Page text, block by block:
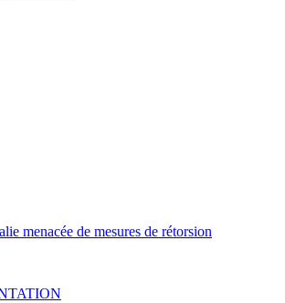
menacée de mesures de rétorsion